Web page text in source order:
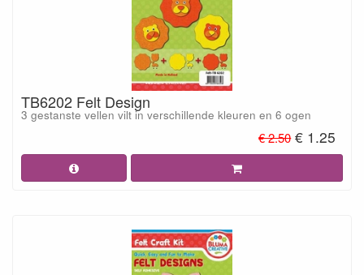
TB6202 Felt Design
3 gestanste vellen vilt in verschillende kleuren en 6 ogen
€ 2.50 € 1.25